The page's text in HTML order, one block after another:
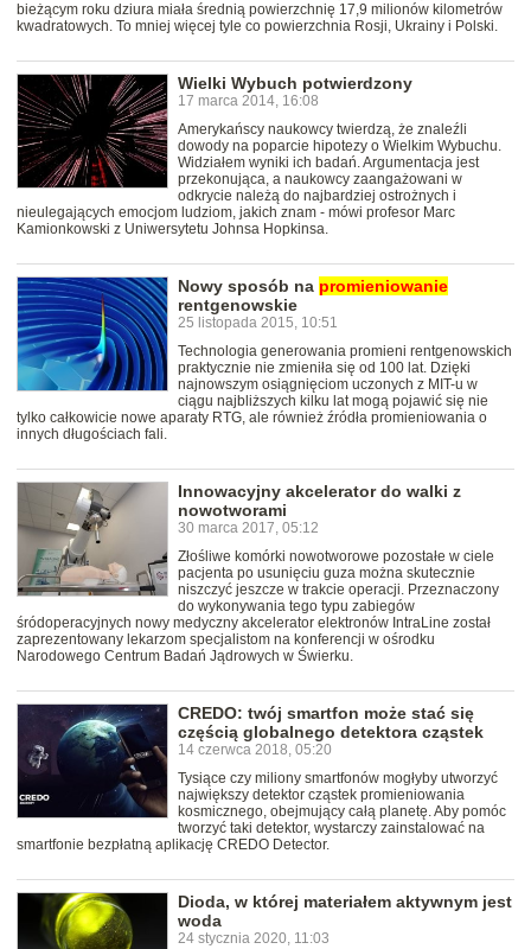
bieżącym roku dziura miała średnią powierzchnię 17,9 milionów kilometrów
kwadratowych. To mniej więcej tyle co powierzchnia Rosji, Ukrainy i Polski.
Wielki Wybuch potwierdzony
17 marca 2014, 16:08
Amerykańscy naukowcy twierdzą, że znaleźli
dowody na poparcie hipotezy o Wielkim Wybuchu.
Widziałem wyniki ich badań. Argumentacja jest
przekonująca, a naukowcy zaangażowani w
odkrycie należą do najbardziej ostrożnych i
nieulegających emocjom ludziom, jakich znam - mówi profesor Marc
Kamionkowski z Uniwersytetu Johnsa Hopkinsa.
Nowy sposób na promieniowanie
rentgenowskie
25 listopada 2015, 10:51
Technologia generowania promieni rentgenowskich
praktycznie nie zmieniła się od 100 lat. Dzięki
najnowszym osiągnięciom uczonych z MIT-u w
ciągu najbliższych kilku lat mogą pojawić się nie
tylko całkowicie nowe aparaty RTG, ale również źródła promieniowania o
innych długościach fali.
Innowacyjny akcelerator do walki z
nowotworami
30 marca 2017, 05:12
Złośliwe komórki nowotworowe pozostałe w ciele
pacjenta po usunięciu guza można skutecznie
niszczyć jeszcze w trakcie operacji. Przeznaczony
do wykonywania tego typu zabiegów
śródoperacyjnych nowy medyczny akcelerator elektronów IntraLine został
zaprezentowany lekarzom specjalistom na konferencji w ośrodku
Narodowego Centrum Badań Jądrowych w Świerku.
CREDO: twój smartfon może stać się
częścią globalnego detektora cząstek
14 czerwca 2018, 05:20
Tysiące czy miliony smartfonów mogłyby utworzyć
największy detektor cząstek promieniowania
kosmicznego, obejmujący całą planetę. Aby pomóc
tworzyć taki detektor, wystarczy zainstalować na
smartfonie bezpłatną aplikację CREDO Detector.
Dioda, w której materiałem aktywnym jest
woda
24 stycznia 2020, 11:03